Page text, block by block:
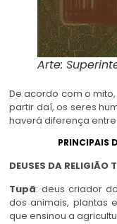
Arte:
De acordo com o
partir daí, os seres
haverá diferença
PRINCIPAIS
DEUSES DA RELIGIÃO
Tupã: deus criador
dos animais, plantas
que ensinou a